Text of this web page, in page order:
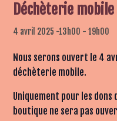
Déchèterie mobile
4 avril 2025 -13h00 -19h00
Nous serons ouvert le 4
déchèterie mobile.
Uniquement pour les dons
boutique ne sera pas